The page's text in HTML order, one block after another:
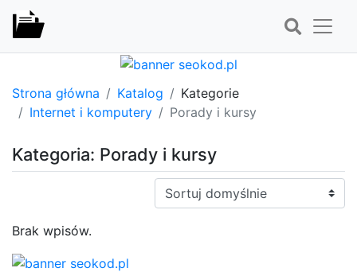
Strona główna Katalog
Kategorie
Internet i komputery
Porady i kursy
Kategoria: Porady i kursy
Sortuj:
Brak wpisów.